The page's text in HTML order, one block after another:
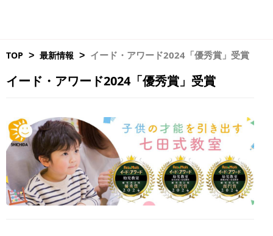
TOP > 最新情報 > イード・アワード2024「優秀賞」受賞
イード・アワード2024「優秀賞」受賞